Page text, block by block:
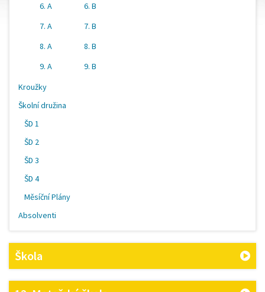
6. A
6. B
7. A
7. B
8. A
8. B
9. A
9. B
Kroužky
Školní družina
ŠD 1
ŠD 2
ŠD 3
ŠD 4
Měsíční Plány
Absolventi
Škola